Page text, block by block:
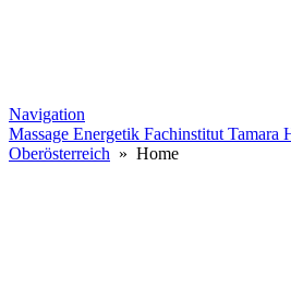
Navigation
Massage Energetik Fachinstitut Tamara
Oberösterreich » Home